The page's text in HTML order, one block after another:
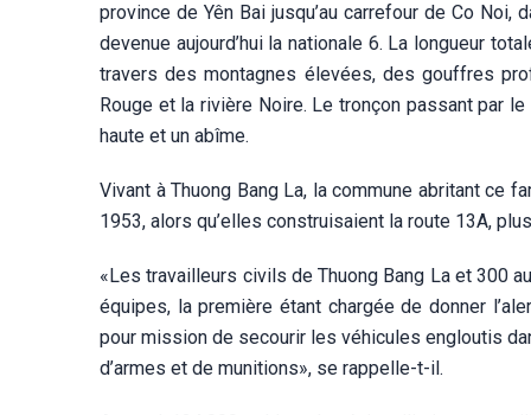
province de Yên Bai jusqu’au carrefour de Co
devenue aujourd’hui la nationale 6. La longueur
travers des montagnes élevées, des gouffres
Rouge et la rivière Noire. Le tronçon passant par
haute et un abîme.
Vivant à Thuong Bang La, la commune abritant ce
1953, alors qu’elles construisaient la route 13A,
«Les travailleurs civils de Thuong Bang La et 300
équipes, la première étant chargée de donner
pour mission de secourir les véhicules engloutis
d’armes et de munitions», se rappelle-t-il.